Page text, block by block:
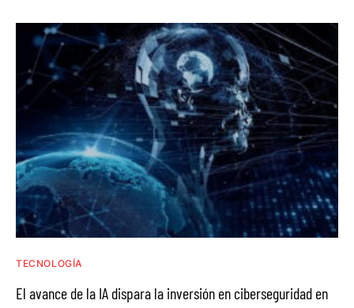
TECNOLOGÍA
El avance de la IA dispara la inversión en ciberseguridad en